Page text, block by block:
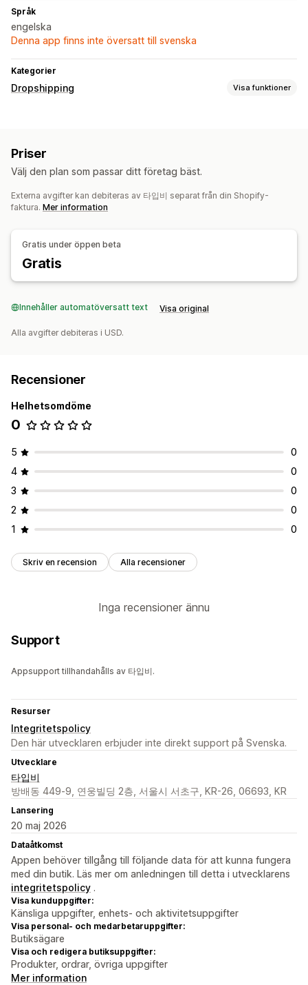
Språk
engelska
Denna app finns inte översatt till svenska
Kategorier
Dropshipping Visa funktioner
Priser
Välj den plan som passar ditt företag bäst.
Externa avgifter kan debiteras av 타입비 separat från din Shopify-
faktura. Mer information
Gratis under öppen beta
Gratis
Innehåller automatöversatt text Visa original
Alla avgifter debiteras i USD.
Recensioner
Helhetsomdöme
0
5
0
4
0
3
0
2
0
1
0
Skriv en recension Alla recensioner
Inga recensioner ännu
Support
Appsupport tillhandahålls av 타입비.
Resurser
Integritetspolicy
Den här utvecklaren erbjuder inte direkt support på Svenska.
Utvecklare
타입비
방배동 449-9, 연웅빌딩 2층, 서울시 서초구, KR-26, 06693, KR
Lansering
20 maj 2026
Dataåtkomst
Appen behöver tillgång till följande data för att kunna fungera
med din butik. Läs mer om anledningen till detta i utvecklarens
integritetspolicy .
Visa kunduppgifter:
Känsliga uppgifter, enhets- och aktivitetsuppgifter
Visa personal- och medarbetaruppgifter:
Butiksägare
Visa och redigera butiksuppgifter:
Produkter, ordrar, övriga uppgifter
Mer information